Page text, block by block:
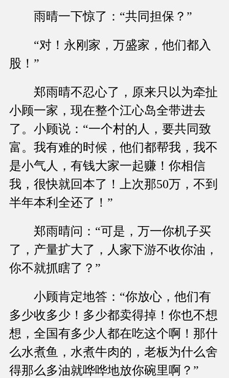
雨晴一下惊了：“共同担保？”
“对！永刚家，万盛家，他们都入
股！”
郑雨晴不忍心了，原来只以为牵扯
小顾一家，现在整个江心岛全带进去
了。小顾说：“一个村的人，要共同致
富。我有难的时候，他们都帮我，我不
是小气人，有钱大家一起赚！你相信
我，很快就回本了！上次那50万，不到
半年本利全还了！”
郑雨晴问：“可是，万一你机子买
了，产量扩大了，人家下游不收你油，
你不就抓瞎了？”
小顾肯定地答：“你放心，他们有
多少收多少！多少都卖得掉！你也不想
想，全国有多少人都在吃这个啊！那什
么水煮鱼，水煮牛肉的，老板为什么舍
得那么多油就哗哗地放你碗里啊？”